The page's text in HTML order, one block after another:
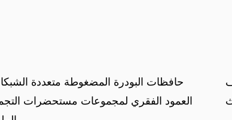
علبة مسحوق مربعة: العمود الفقري للتغليف
المضغوط الحديث